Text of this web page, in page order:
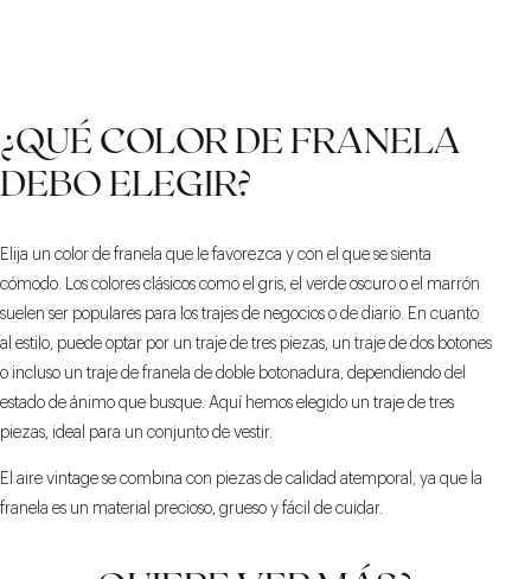
¿QUÉ COLOR DE FRANELA
DEBO ELEGIR?
Elija un color de franela que le favorezca y con el que se sienta
cómodo. Los colores clásicos como el gris, el verde oscuro o el marrón
suelen ser populares para los trajes de negocios o de diario. En cuanto
al estilo, puede optar por un traje de tres piezas, un traje de dos botones
o incluso un traje de franela de doble botonadura, dependiendo del
estado de ánimo que busque. Aquí hemos elegido un traje de tres
piezas, ideal para un conjunto de vestir.
El aire vintage se combina con piezas de calidad atemporal, ya que la
franela es un material precioso, grueso y fácil de cuidar.